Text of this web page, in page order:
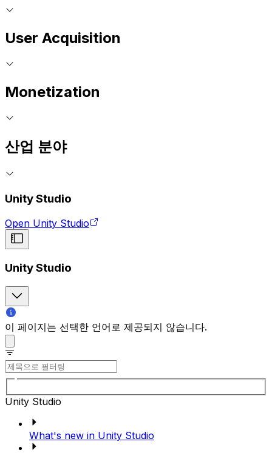
User Acquisition
Monetization
산업 분야
Unity Studio
Open Unity Studio
Unity Studio
이 페이지는 선택한 언어로 제공되지 않습니다.
Unity Studio
What's new in Unity Studio